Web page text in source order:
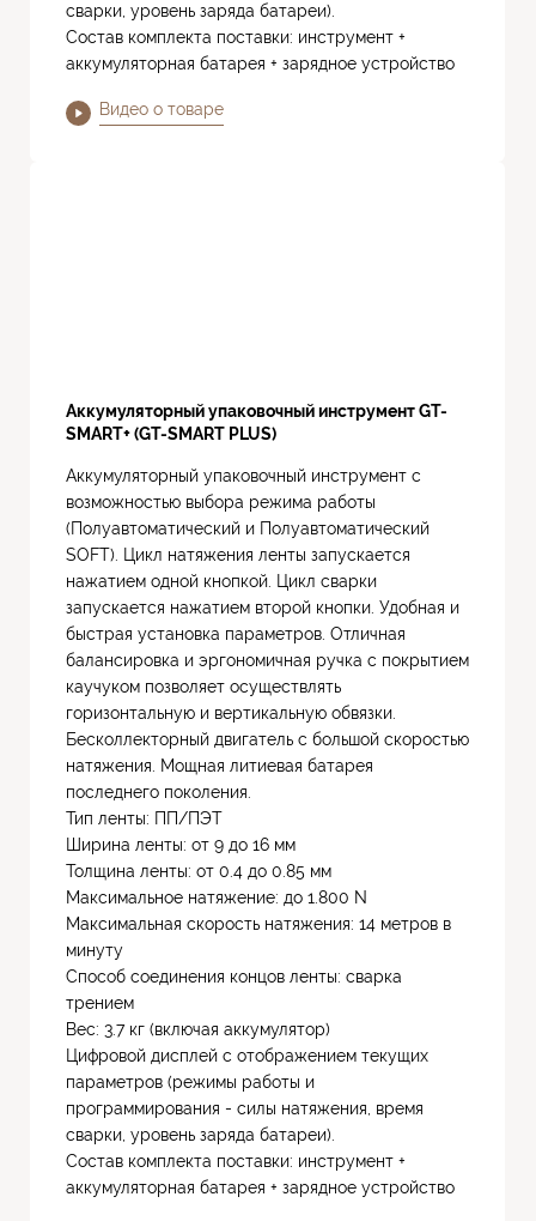
сварки, уровень заряда батареи).
Состав комплекта поставки: инструмент +
аккумуляторная батарея + зарядное устройство
Видео о товаре
Аккумуляторный упаковочный инструмент GT-
SMART+ (GT-SMART PLUS)
Аккумуляторный упаковочный инструмент с
возможностью выбора режима работы
(Полуавтоматический и Полуавтоматический
SOFT). Цикл натяжения ленты запускается
нажатием одной кнопкой. Цикл сварки
запускается нажатием второй кнопки. Удобная и
быстрая установка параметров. Отличная
балансировка и эргономичная ручка с покрытием
каучуком позволяет осуществлять
горизонтальную и вертикальную обвязки.
Бесколлекторный двигатель с большой скоростью
натяжения. Мощная литиевая батарея
последнего поколения.
Тип ленты: ПП/ПЭТ
Ширина ленты: от 9 до 16 мм
Толщина ленты: от 0.4 до 0.85 мм
Максимальное натяжение: до 1.800 N
Максимальная скорость натяжения: 14 метров в
минуту
Способ соединения концов ленты: сварка
трением
Вес: 3.7 кг (включая аккумулятор)
Цифровой дисплей с отображением текущих
параметров (режимы работы и
программирования - силы натяжения, время
сварки, уровень заряда батареи).
Состав комплекта поставки: инструмент +
аккумуляторная батарея + зарядное устройство